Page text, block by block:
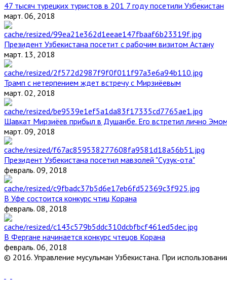
47 тысяч турецких туристов в 201 7 году посетили Узбекистан
март. 06, 2018
Президент Узбекистана посетит с рабочим визитом Астану
март. 13, 2018
Трамп с нетерпением ждет встречу с Мирзиёевым
март. 02, 2018
Шавкат Мирзиёев прибыл в Душанбе. Его встретил лично
март. 09, 2018
Президент Узбекистана посетил мавзолей "Сузук-ота"
февраль. 09, 2018
В Уфе состоится конкурс чтиц Корана
февраль. 08, 2018
В Фергане начинается конкурс чтецов Корана
февраль. 06, 2018
© 2016. Управление мусульман Узбекистана. При